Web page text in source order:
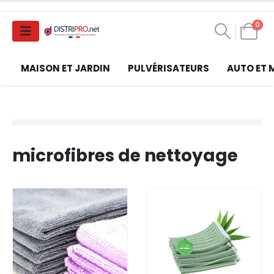
0
MAISON ET JARDIN PULVÉRISATEURS AUTO ET
microfibres de nettoyage